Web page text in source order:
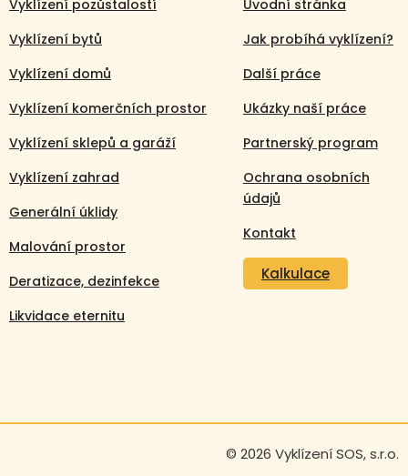
Vyklízení pozůstalostí
Vyklízení bytů
Vyklízení domů
Vyklízení komerčních prostor
Vyklízení sklepů a garáží
Vyklízení zahrad
Generální úklidy
Malování prostor
Deratizace, dezinfekce
Likvidace eternitu
Úvodní stránka
Jak probíhá vyklízení?
Další práce
Ukázky naší práce
Partnerský program
Ochrana osobních
údajů
Kontakt
Kalkulace
© 2026 Vyklízení SOS, s.r.o.